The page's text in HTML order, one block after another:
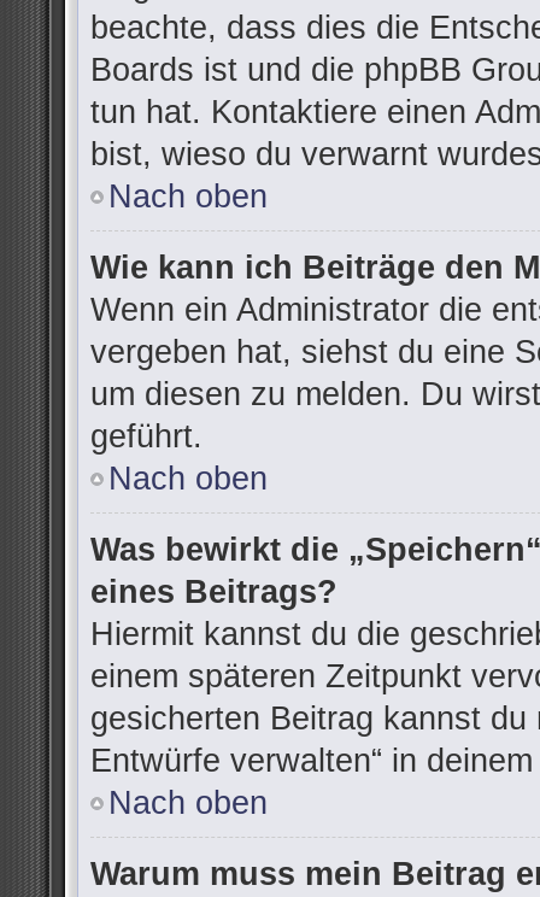
beachte, dass dies die
Boards ist und die phpBB
tun hat. Kontaktiere einen
bist, wieso du verwarnt
Nach oben
Wie kann ich Beiträge den
Wenn ein Administrator die
vergeben hat, siehst du eine
um diesen zu melden. Du
geführt.
Nach oben
Was bewirkt die
eines Beitrags?
Hiermit kannst du die
einem späteren Zeitpunkt
gesicherten Beitrag kannst
Entwürfe verwalten“ in
Nach oben
Warum muss mein Beitrag